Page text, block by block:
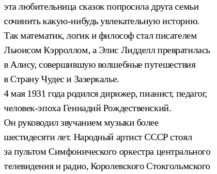
эта любительница сказок попросила друга семьи
сочинить какую-нибудь увлекательную историю.
Так математик, логик и философ стал писателем
Льюисом Кэрроллом, а Элис Лидделл превратилась
в Алису, совершившую волшебные путешествия
в Страну Чудес и Зазеркалье.
4 мая 1931 года родился дирижер, пианист, педагог,
человек-эпоха Геннадий Рождественский.
Он руководил звучанием музыки более
шестидесяти лет. Народный артист СССР стоял
за пультом Симфонического оркестра центрального
телевидения и радио, Королевского Стокгольмского